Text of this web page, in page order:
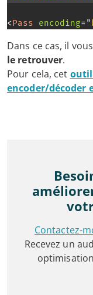
<Pass encoding= "
Dans ce cas, il
le retrouver.
Pour cela, cet outil
encoder/décoder
Contactez-
Recevez un